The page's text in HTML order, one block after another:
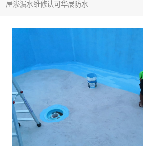
屋渗漏水维修认可华展防水